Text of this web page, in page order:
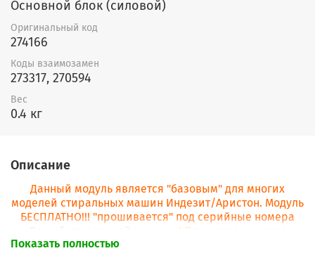
Основной блок (силовой)
Оригинальный код
274166
Коды взаимозамен
273317, 270594
Вес
0.4 кг
Описание
Данный модуль является "базовым" для многих
моделей стиральных машин Индезит/Аристон. Модуль
БЕСПЛАТНО!!! "прошивается" под серийные номера
Вашей стиральной машины! При заказе модуля
просьба в комментарии к заказу сразу написать
Показать полностью